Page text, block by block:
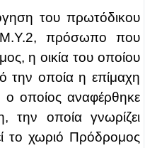
του πρωτόδικου
Μ.Υ.2, πρόσωπο που
η οικία του οποίου
την οποία η επίμαχη
ο οποίος αναφέρθηκε
την οποία γνωρίζει
το χωριό Πρόδρομος